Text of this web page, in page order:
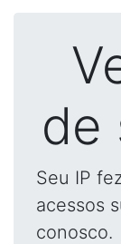
de
Seu IP
acessos
conosco.